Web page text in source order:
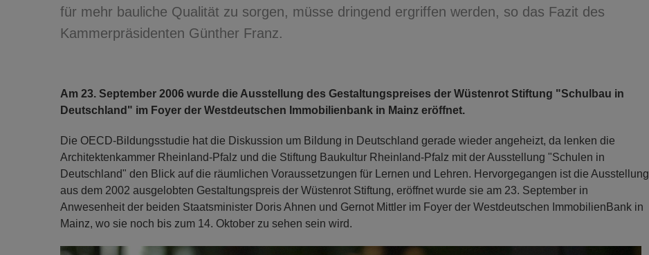
für mehr bauliche Qualität zu sorgen, müsse dringend ergriffen werden, so das Fazit des
Kammerpräsidenten Günther Franz.
Am 23. September 2006 wurde die Ausstellung des Gestaltungspreises der Wüstenrot Stiftung "Schulbau in
Deutschland" im Foyer der Westdeutschen Immobilienbank in Mainz eröffnet.
Die OECD-Bildungsstudie hat die Diskussion um Bildung in Deutschland gerade wieder angeheizt, da lenken die
Architektenkammer Rheinland-Pfalz und die Stiftung Baukultur Rheinland-Pfalz mit der Ausstellung "Schulen in
Deutschland" den Blick auf die räumlichen Voraussetzungen für Lernen und Lehren. Hervorgegangen ist die Ausstellung
aus dem 2002 ausgelobten Gestaltungspreis der Wüstenrot Stiftung, eröffnet wurde sie am 23. September in
Anwesenheit der beiden Staatsminister Doris Ahnen und Gernot Mittler im Foyer der Westdeutschen ImmobilienBank in
Mainz, wo sie noch bis zum 14. Oktober zu sehen sein wird.